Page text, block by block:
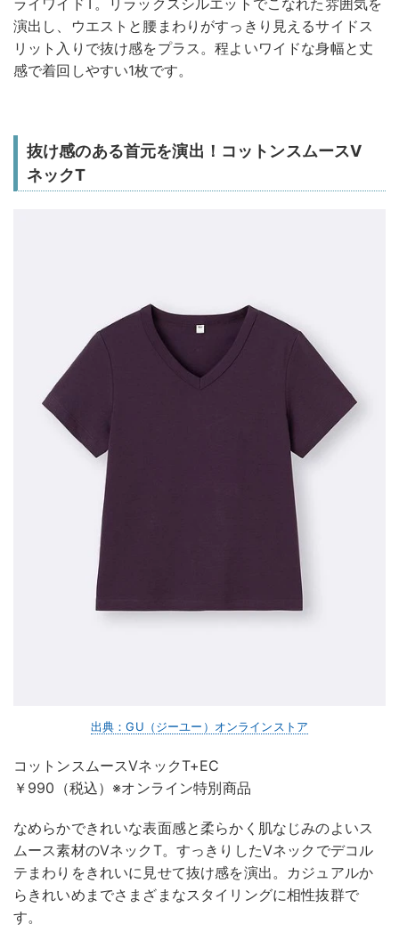
ライワイドT。リラックスシルエットでこなれた雰囲気を
演出し、ウエストと腰まわりがすっきり見えるサイドス
リット入りで抜け感をプラス。程よいワイドな身幅と丈
感で着回しやすい1枚です。
抜け感のある首元を演出！コットンスムースV
ネックT
出典：GU（ジーユー）オンラインストア
コットンスムースVネックT+EC
￥990（税込）※オンライン特別商品
なめらかできれいな表面感と柔らかく肌なじみのよいス
ムース素材のVネックT。すっきりしたVネックでデコル
テまわりをきれいに見せて抜け感を演出。カジュアルか
らきれいめまでさまざまなスタイリングに相性抜群で
す。